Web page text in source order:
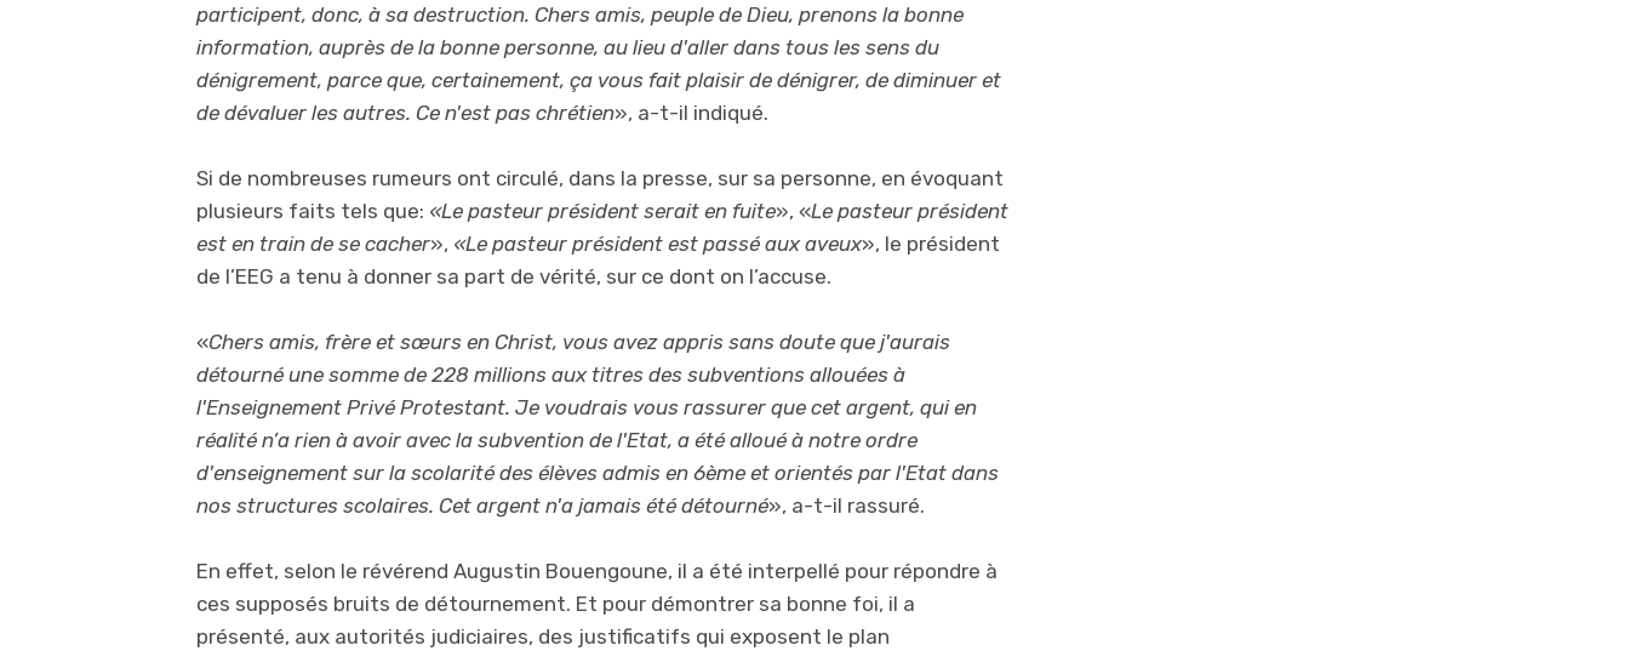
participent, donc, à sa destruction. Chers amis, peuple de Dieu, prenons la bonne
information, auprès de la bonne personne, au lieu d'aller dans tous les sens du
dénigrement, parce que, certainement, ça vous fait plaisir de dénigrer, de diminuer et
de dévaluer les autres. Ce n'est pas chrétien», a-t-il indiqué.
Si de nombreuses rumeurs ont circulé, dans la presse, sur sa personne, en évoquant
plusieurs faits tels que: «Le pasteur président serait en fuite», «Le pasteur président
est en train de se cacher», «Le pasteur président est passé aux aveux», le président
de l’EEG a tenu à donner sa part de vérité, sur ce dont on l’accuse.
«Chers amis, frère et sœurs en Christ, vous avez appris sans doute que j'aurais
détourné une somme de 228 millions aux titres des subventions allouées à
l'Enseignement Privé Protestant. Je voudrais vous rassurer que cet argent, qui en
réalité n’a rien à avoir avec la subvention de l'Etat, a été alloué à notre ordre
d'enseignement sur la scolarité des élèves admis en 6ème et orientés par l'Etat dans
nos structures scolaires. Cet argent n'a jamais été détourné», a-t-il rassuré.
En effet, selon le révérend Augustin Bouengoune, il a été interpellé pour répondre à
ces supposés bruits de détournement. Et pour démontrer sa bonne foi, il a
présenté, aux autorités judiciaires, des justificatifs qui exposent le plan